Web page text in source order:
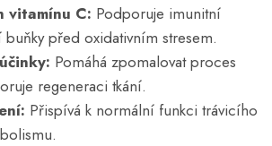
vitamínu C: Podporuje imunitní
buňky před oxidativním stresem.
Pomáhá zpomalovat proces
regeneraci tkání.
Přispívá k normální funkci trávicího